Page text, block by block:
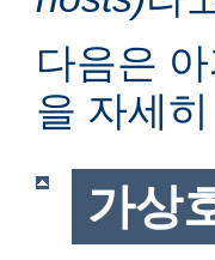
다음은
을 자세
가상